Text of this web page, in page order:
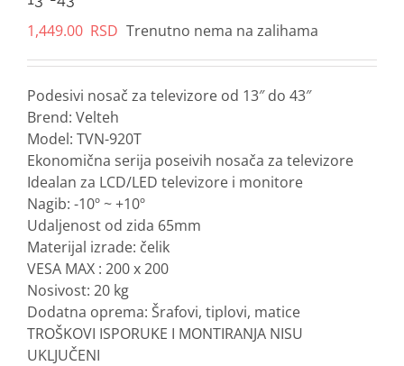
1,449.00 RSD Trenutno nema na zalihama
Podesivi nosač za televizore od 13″ do 43″
Brend: Velteh
Model: TVN-920T
Ekonomična serija poseivih nosača za televizore
Idealan za LCD/LED televizore i monitore
Nagib: -10º ~ +10º
Udaljenost od zida 65mm
Materijal izrade: čelik
VESA MAX : 200 x 200
Nosivost: 20 kg
Dodatna oprema: Šrafovi, tiplovi, matice
TROŠKOVI ISPORUKE I MONTIRANJA NISU
UKLJUČENI